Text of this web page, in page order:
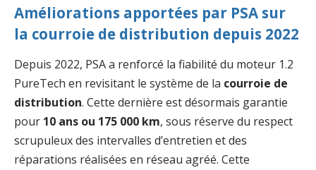
Améliorations apportées par PSA sur
la courroie de distribution depuis 2022
Depuis 2022, PSA a renforcé la fiabilité du moteur 1.2
PureTech en revisitant le système de la courroie de
distribution. Cette dernière est désormais garantie
pour 10 ans ou 175 000 km, sous réserve du respect
scrupuleux des intervalles d’entretien et des
réparations réalisées en réseau agréé. Cette